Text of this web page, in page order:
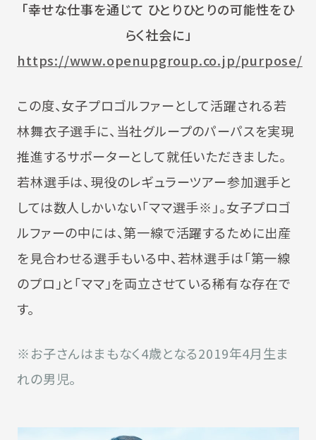
「幸せな仕事を通じて ひとりひとりの可能性をひ
らく社会に」
https://www.openupgroup.co.jp/purpose/
この度、女子プロゴルファーとして活躍される若
林舞衣子選手に、当社グループのパーパスを実現
推進するサポーターとして就任いただきました。
若林選手は、現役のレギュラーツアー参加選手と
しては数人しかいない「ママ選手※ 」。女子プロゴ
ルファーの中には、第一線で活躍するために出産
を見合わせる選手もいる中、若林選手は「第一線
のプロ」と「ママ」を両立させている稀有な存在で
す。
※お子さんはまもなく4歳となる2019年4月生ま
れの男児。